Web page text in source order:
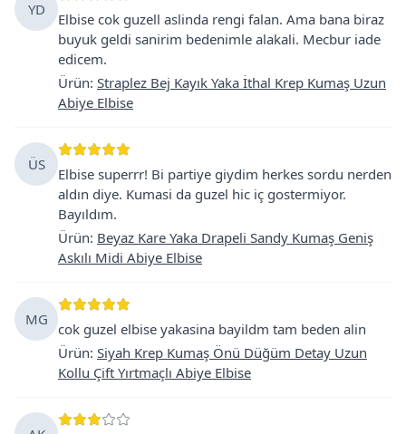
YD
Elbise cok guzell aslinda rengi falan. Ama bana biraz
buyuk geldi sanirim bedenimle alakali. Mecbur iade
edicem.
Ürün: Straplez Bej Kayık Yaka İthal Krep Kumaş Uzun
Abiye Elbise
ÜS
Elbise superrr! Bi partiye giydim herkes sordu nerden
aldın diye. Kumasi da guzel hic iç gostermiyor.
Bayıldım.
Ürün: Beyaz Kare Yaka Drapeli Sandy Kumaş Geniş
Askılı Midi Abiye Elbise
MG
cok guzel elbise yakasina bayildm tam beden alin
Ürün: Siyah Krep Kumaş Önü Düğüm Detay Uzun
Kollu Çift Yırtmaçlı Abiye Elbise